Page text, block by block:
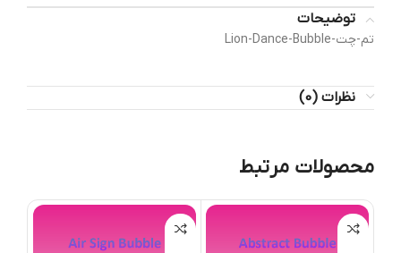
توضیحات
تم-چت-Lion-Dance-Bubble
نظرات (0)
محصولات مرتبط